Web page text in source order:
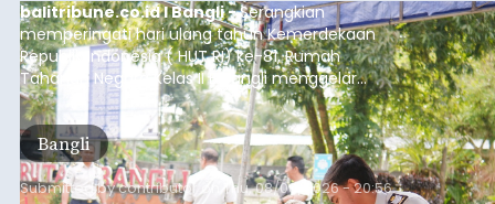
balitribune.co.id I Bangli -Serangkian
memperingati hari ulang tahun Kemerdekaan
Republik Indonesia ( HUT RI) ke-81, Rumah
Tahanan Negara Kelas II B Bangli menggelar
kegiatan pemeriksaan kesehatan gratis, Rabu
(6/8/2026).
Bangli
Submitted bycontributor Thu, 08/06/2026 - 20:56